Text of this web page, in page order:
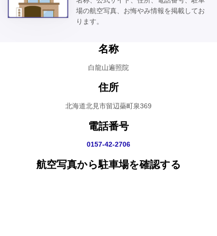
場の航空写真、お悔やみ情報を掲載してお
ります。
名称
白龍山遍照院
住所
北海道北見市留辺蘂町泉369
電話番号
0157-42-2706
航空写真から駐車場を確認する